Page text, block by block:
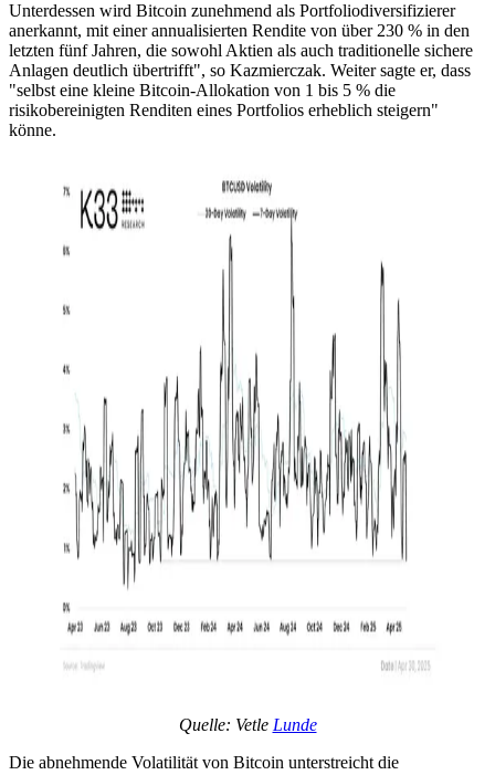
Unterdessen wird Bitcoin zunehmend als Portfoliodiversifizierer
anerkannt, mit einer annualisierten Rendite von über 230 % in den
letzten fünf Jahren, die sowohl Aktien als auch traditionelle sichere
Anlagen deutlich übertrifft", so Kazmierczak. Weiter sagte er, dass
"selbst eine kleine Bitcoin-Allokation von 1 bis 5 % die
risikobereinigten Renditen eines Portfolios erheblich steigern"
könne.
Quelle: Vetle Lunde
Die abnehmende Volatilität von Bitcoin unterstreicht die